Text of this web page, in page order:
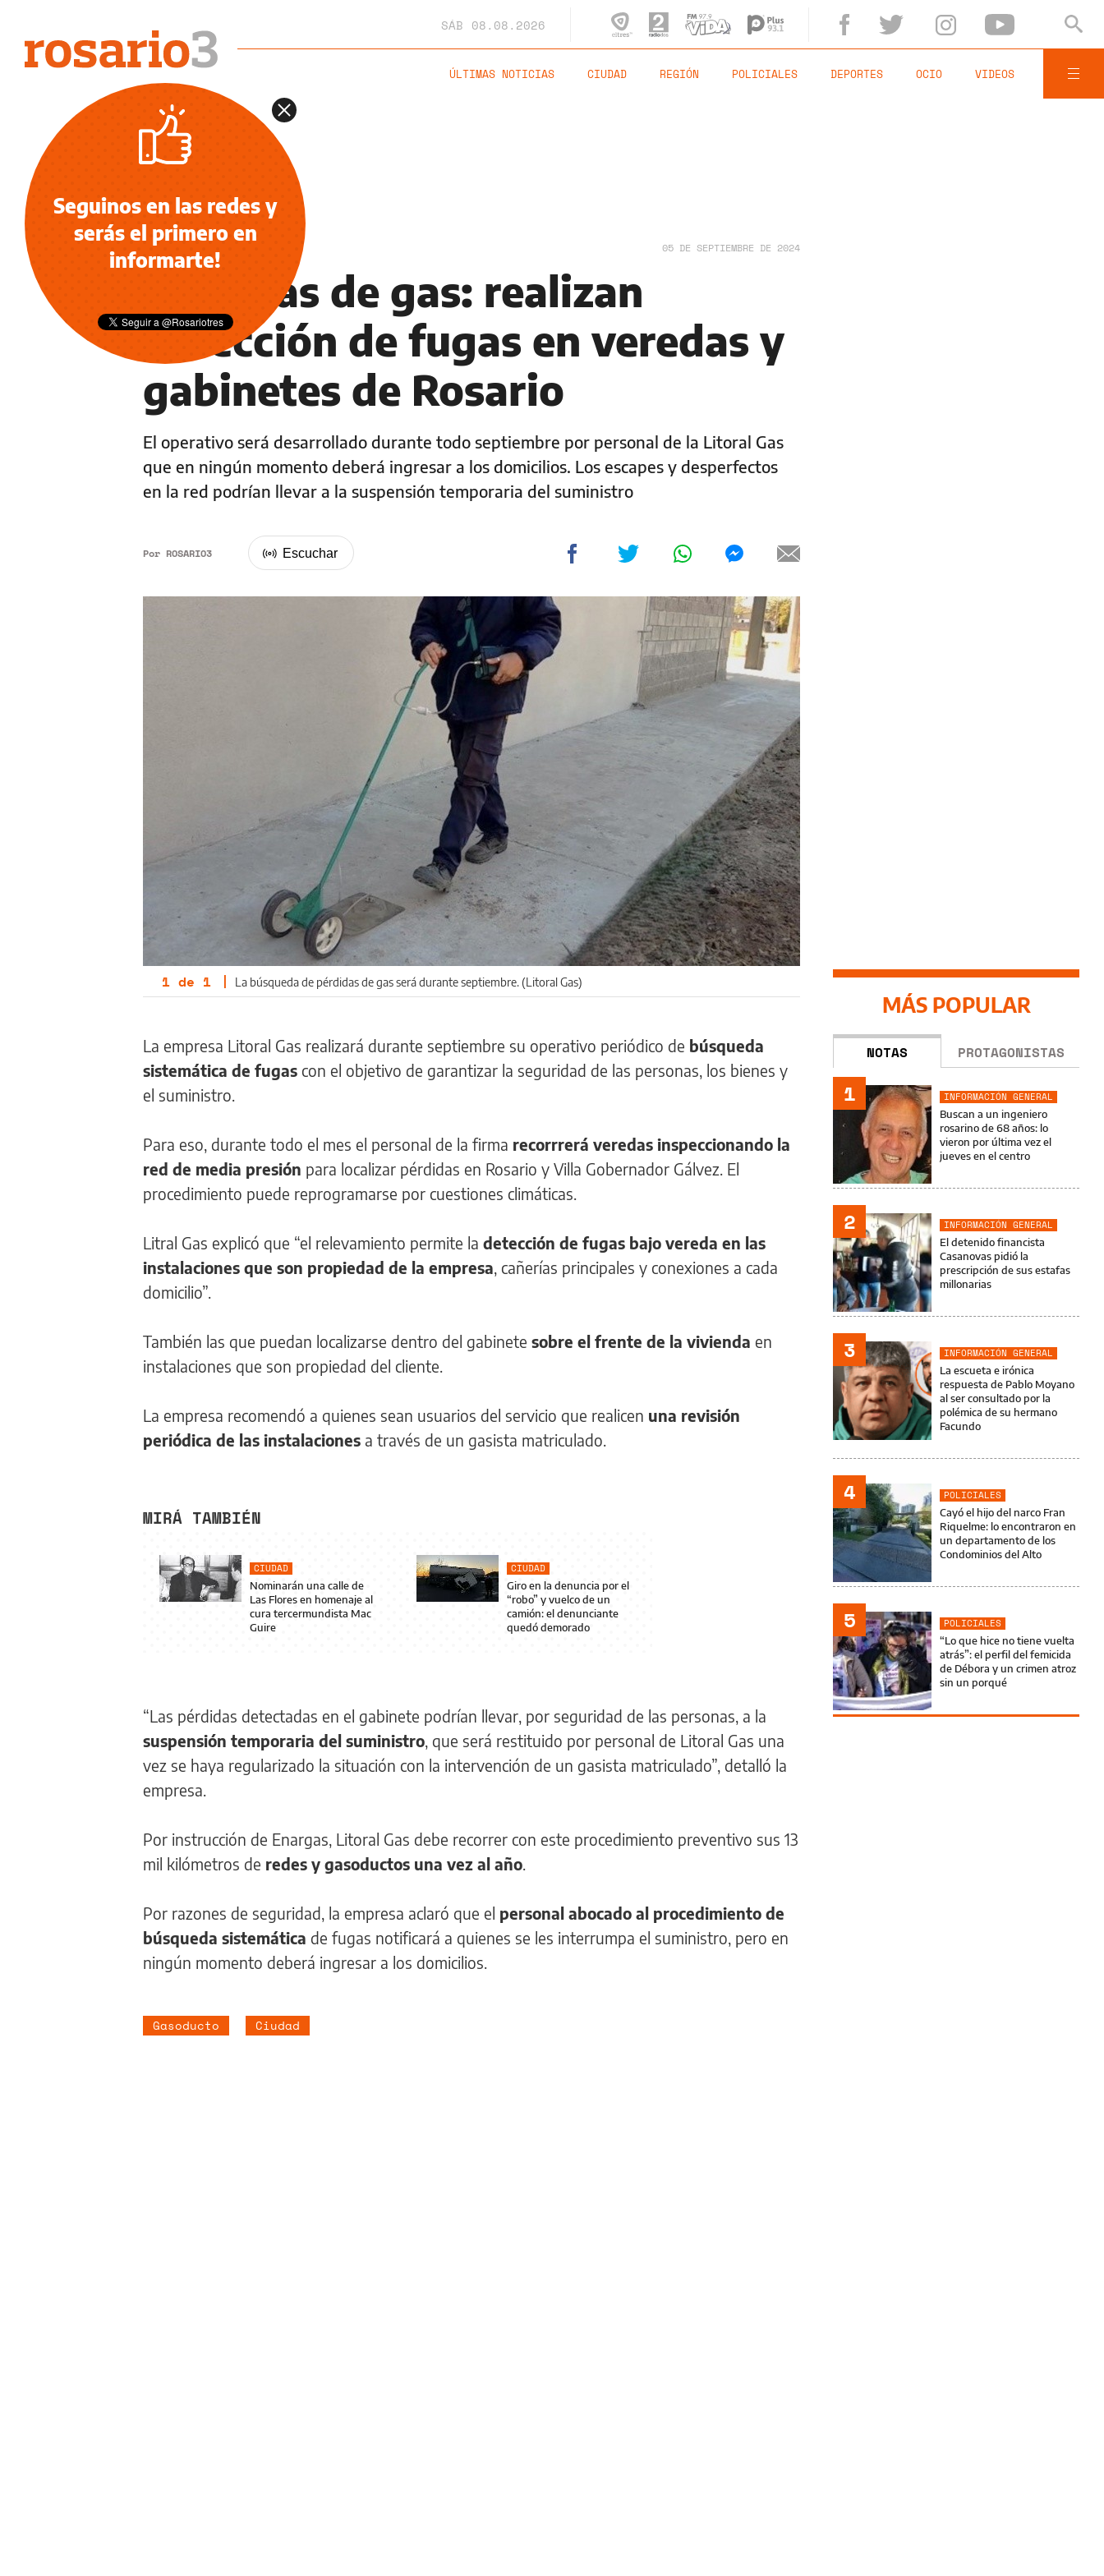
SÁB 08.08.2026
ÚLTIMAS NOTICIAS CIUDAD REGIÓN POLICIALES DEPORTES OCIO VIDEOS
INFORMACIÓN GENERAL 05 DE SEPTIEMBRE DE 2024
Pérdidas de gas: realizan
detección de fugas en veredas y
gabinetes de Rosario
El operativo será desarrollado durante todo septiembre por personal de la Litoral Gas
que en ningún momento deberá ingresar a los domicilios. Los escapes y desperfectos
en la red podrían llevar a la suspensión temporaria del suministro
Por ROSARIO3
1 de 1 | La búsqueda de pérdidas de gas será durante septiembre. (Litoral Gas)
La empresa Litoral Gas realizará durante septiembre su operativo periódico de búsqueda
sistemática de fugas con el objetivo de garantizar la seguridad de las personas, los bienes y
el suministro.
Para eso, durante todo el mes el personal de la firma recorrrerá veredas inspeccionando la
red de media presión para localizar pérdidas en Rosario y Villa Gobernador Gálvez. El
procedimiento puede reprogramarse por cuestiones climáticas.
Litral Gas explicó que “el relevamiento permite la detección de fugas bajo vereda en las
instalaciones que son propiedad de la empresa, cañerías principales y conexiones a cada
domicilio”.
También las que puedan localizarse dentro del gabinete sobre el frente de la vivienda en
instalaciones que son propiedad del cliente.
La empresa recomendó a quienes sean usuarios del servicio que realicen una revisión
periódica de las instalaciones a través de un gasista matriculado.
MIRÁ TAMBIÉN
CIUDAD
Nominarán una calle de
Las Flores en homenaje al
cura tercermundista Mac
Guire
CIUDAD
Giro en la denuncia por el
“robo” y vuelco de un
camión: el denunciante
quedó demorado
“Las pérdidas detectadas en el gabinete podrían llevar, por seguridad de las personas, a la
suspensión temporaria del suministro, que será restituido por personal de Litoral Gas una
vez se haya regularizado la situación con la intervención de un gasista matriculado”, detalló la
empresa.
Por instrucción de Enargas, Litoral Gas debe recorrer con este procedimiento preventivo sus 13
mil kilómetros de redes y gasoductos una vez al año.
Por razones de seguridad, la empresa aclaró que el personal abocado al procedimiento de
búsqueda sistemática de fugas notificará a quienes se les interrumpa el suministro, pero en
ningún momento deberá ingresar a los domicilios.
Gasoducto Ciudad
MÁS POPULAR
NOTAS PROTAGONISTAS
1
INFORMACIÓN GENERAL
Buscan a un ingeniero
rosarino de 68 años: lo
vieron por última vez el
jueves en el centro
2
INFORMACIÓN GENERAL
El detenido financista
Casanovas pidió la
prescripción de sus estafas
millonarias
3
INFORMACIÓN GENERAL
La escueta e irónica
respuesta de Pablo Moyano
al ser consultado por la
polémica de su hermano
Facundo
4
POLICIALES
Cayó el hijo del narco Fran
Riquelme: lo encontraron en
un departamento de los
Condominios del Alto
5
POLICIALES
“Lo que hice no tiene vuelta
atrás”: el perfil del femicida
de Débora y un crimen atroz
sin un porqué
Seguinos en las redes y
serás el primero en
informarte!